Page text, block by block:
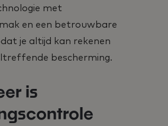
met
en een betrouwbare
je altijd kan rekenen
bescherming.
is